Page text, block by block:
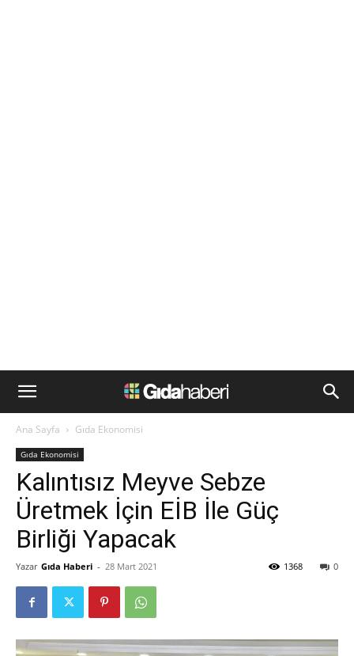
Ana Sayfa Gıda Ekonomisi
Gıda Ekonomisi
Kalıntısız Meyve Sebze
Üretmek İçin EİB İle Güç
Birliği Yapacak
Yazar Gıda Haberi - 28 Mart 2021 0
1368